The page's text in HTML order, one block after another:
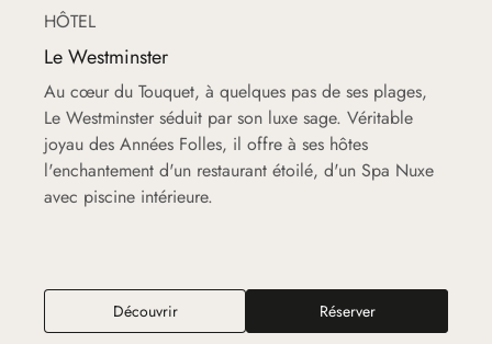
HÔTEL
Le Westminster
Au cœur du Touquet, à quelques pas de ses plages,
Le Westminster séduit par son luxe sage. Véritable
joyau des Années Folles, il offre à ses hôtes
l'enchantement d'un restaurant étoilé, d'un Spa Nuxe
avec piscine intérieure.
Découvrir Réserver